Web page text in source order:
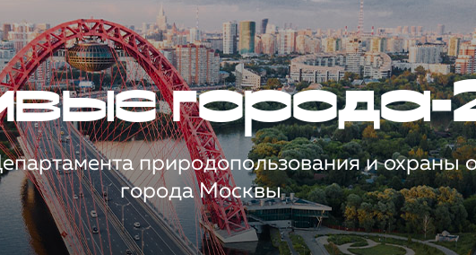
природопользования и
города Москвы